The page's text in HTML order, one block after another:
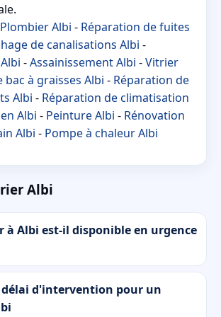
Plombier Albi - Réparation de fuites
de canalisations Albi -
-Assainissement Albi -Vitrier
bac à graisses Albi - Réparation de
Albi - Réparation de climatisation
Albi - Peinture Albi - Rénovation
Albi - Pompe à chaleur Albi
Albi
à Albi est-il disponible en urgence
délai d'intervention pour un